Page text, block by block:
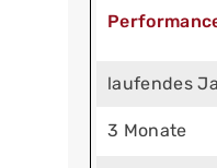
laufendes
3 Monate